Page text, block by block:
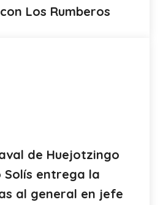
Los Rumberos
de Huejotzingo
Solís entrega la
al general en jefe